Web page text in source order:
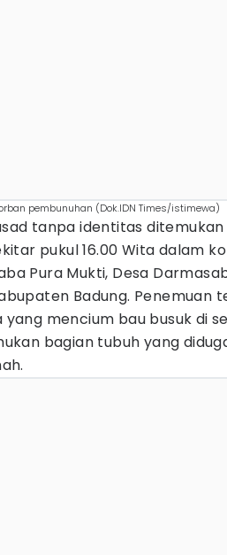
pembunuhan (Dok.IDN Times/istimewa)
tanpa identitas ditemukan
pukul 16.00 Wita dalam
Pura Mukti, Desa
Badung. Penemuan
mencium bau busuk di
bagian tubuh yang